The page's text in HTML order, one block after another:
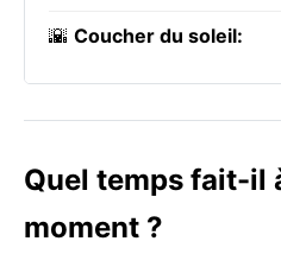
🌇 Coucher du soleil:
Quel temps fait-il
moment ?